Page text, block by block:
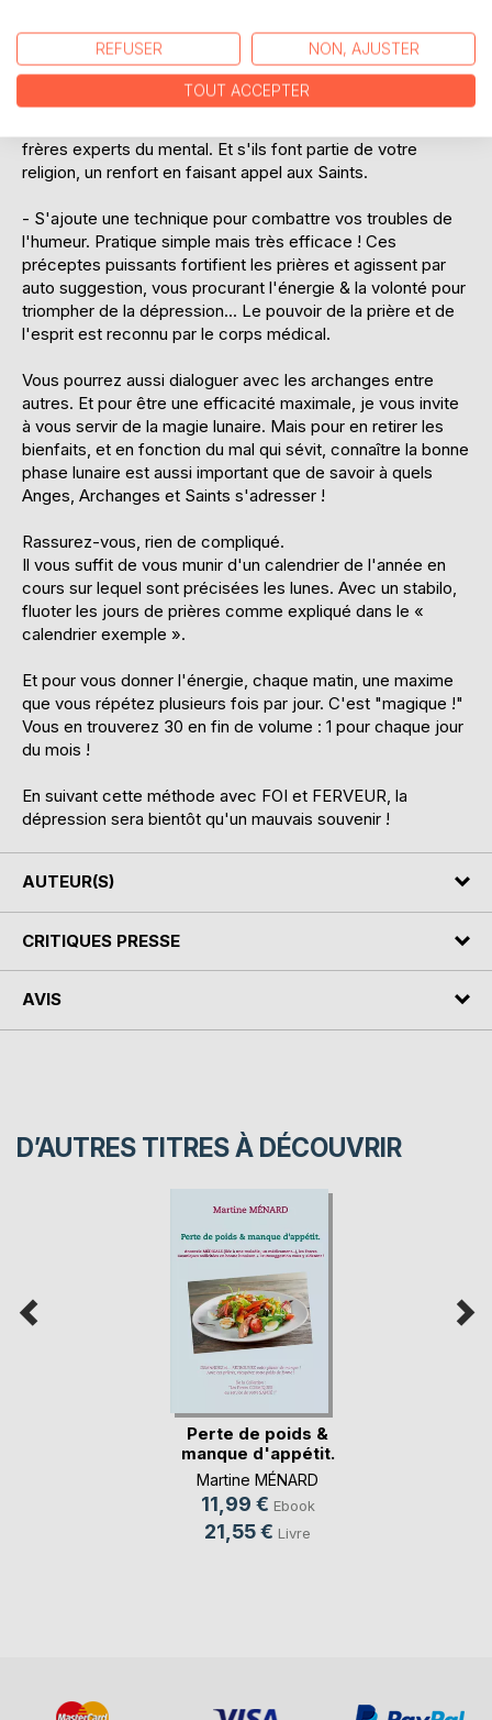
Comment ?
Dans un 1er temps, vous invoquerez votre ange gardien (si
vous ne connaissez pas son nom, un tableau récapitulatif
frères experts du mental. Et s'ils font partie de votre
religion, un renfort en faisant appel aux Saints.
- S'ajoute une technique pour combattre vos troubles de
l'humeur. Pratique simple mais très efficace ! Ces
préceptes puissants fortifient les prières et agissent par
auto suggestion, vous procurant l'énergie & la volonté pour
triompher de la dépression... Le pouvoir de la prière et de
l'esprit est reconnu par le corps médical.
Vous pourrez aussi dialoguer avec les archanges entre
autres. Et pour être une efficacité maximale, je vous invite
à vous servir de la magie lunaire. Mais pour en retirer les
bienfaits, et en fonction du mal qui sévit, connaître la bonne
phase lunaire est aussi important que de savoir à quels
Anges, Archanges et Saints s'adresser !
Rassurez-vous, rien de compliqué.
Il vous suffit de vous munir d'un calendrier de l'année en
cours sur lequel sont précisées les lunes. Avec un stabilo,
fluoter les jours de prières comme expliqué dans le «
calendrier exemple ».
Et pour vous donner l'énergie, chaque matin, une maxime
que vous répétez plusieurs fois par jour. C'est "magique !"
Vous en trouverez 30 en fin de volume : 1 pour chaque jour
du mois !
En suivant cette méthode avec FOI et FERVEUR, la
dépression sera bientôt qu'un mauvais souvenir !
AUTEUR(S)
CRITIQUES PRESSE
AVIS
D’AUTRES TITRES À DÉCOUVRIR
Perte de poids &
manque d'appétit.
Martine MÉNARD
11,99 € Ebook
21,55 € Livre
REFUSER NON, AJUSTER
TOUT ACCEPTER